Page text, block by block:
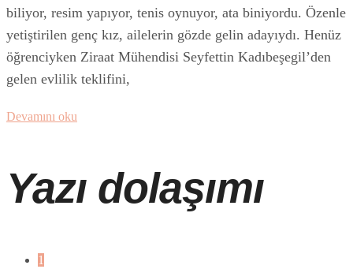
biliyor, resim yapıyor, tenis oynuyor, ata biniyordu. Özenle
yetiştirilen genç kız, ailelerin gözde gelin adayıydı. Henüz
öğrenciyken Ziraat Mühendisi Seyfettin Kadıbeşegil’den
gelen evlilik teklifini,
Devamını oku
Yazı dolaşımı
1